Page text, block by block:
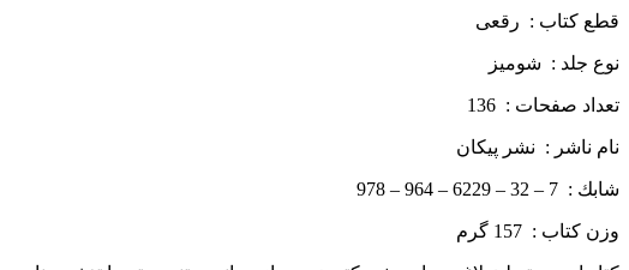
قطع كتاب : رقعی
نوع جلد : شومیز
تعداد صفحات : 136
نام ناشر : نشر پیکان
شابك : 7 – 32 – 6229 – 964 – 978
وزن كتاب : 157 گرم